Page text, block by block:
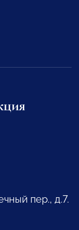
пер., д.7.